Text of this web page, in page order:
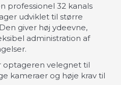
professionel 32 kanals
udviklet til større
giver høj ydeevne,
administration af
optageren velegnet til
kameraer og høje krav til